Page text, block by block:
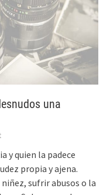
una
y quien la padece
propia y ajena.
niñez, sufrir abusos o la